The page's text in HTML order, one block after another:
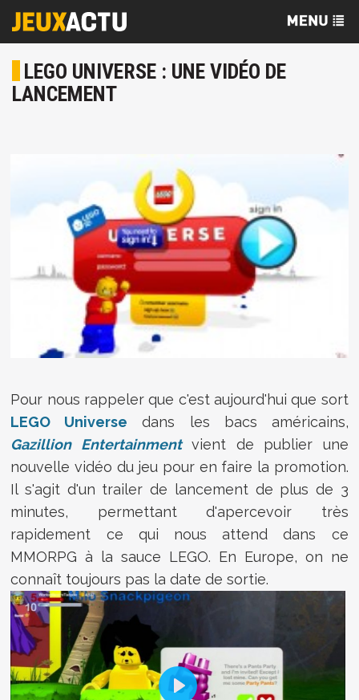
LEGO UNIVERSE : UNE VIDÉO DE
LANCEMENT
Pour nous rappeler que c'est aujourd'hui que sort
LEGO Universe dans les bacs américains,
Gazillion Entertainmentvient de publier une
nouvelle vidéo du jeu pour en faire la promotion.
Il s'agit d'un trailer de lancement de plus de 3
minutes, permettant d'apercevoir très
rapidement ce qui nous attend dans ce
MMORPG à la sauce LEGO. En Europe, on ne
connaît toujours pas la date de sortie.